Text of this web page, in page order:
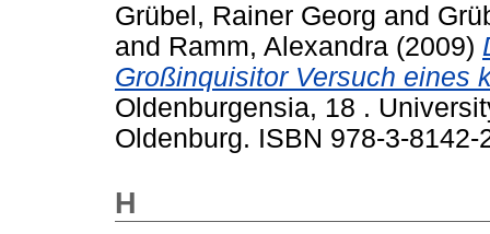
Grübel, Rainer Georg and
and Ramm, Alexandra (2009)
Großinquisitor Versuch eines
Oldenburgensia, 18 .
Oldenburg. ISBN 978-3-8142-
H